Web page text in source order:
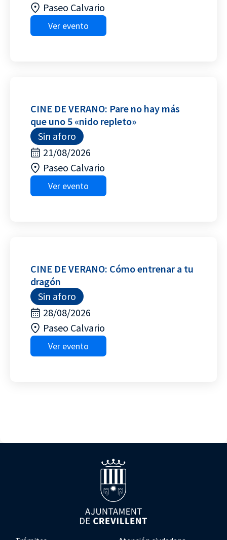
Paseo Calvario
Ver evento
CINE DE VERANO: Pare no hay más
que uno 5 «nido repleto»
Sin aforo
21/08/2026
Paseo Calvario
Ver evento
CINE DE VERANO: Cómo entrenar a tu
dragón
Sin aforo
28/08/2026
Paseo Calvario
Ver evento